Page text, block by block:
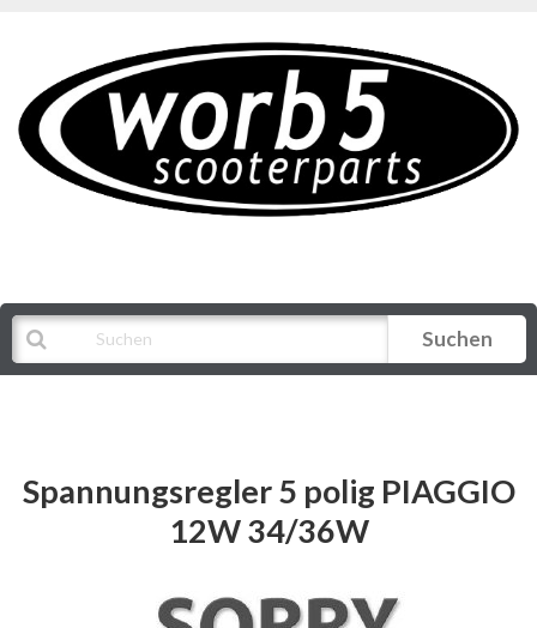
Suchen
Spannungsregler 5 polig PIAGGIO
12W 34/36W